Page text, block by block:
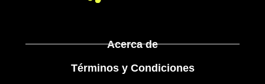
Acerca de
Términos y Condiciones